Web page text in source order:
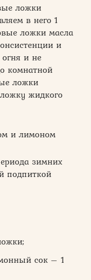
ложки
в него 1
ложки масла
и
и не
комнатной
ложки
жидкого
и лимоном
зимних
подпиткой
сок – 1